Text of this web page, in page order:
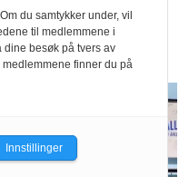
foodora før
du samtykker under, vil
til medlemmene i
dine besøk på tvers av
finner du på
Innstillinger